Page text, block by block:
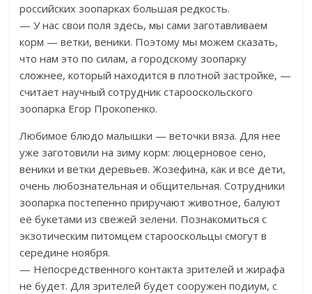
российских зоопарках большая редкость.
— У нас свои поля здесь, мы сами заготавливаем
корм — ветки, веники. Поэтому мы можем сказать,
что нам это по силам, а городскому зоопарку
сложнее, который находится в плотной застройке, —
считает научный сотрудник старооскольского
зоопарка Егор Прокопенко.
Любимое блюдо малышки — веточки вяза. Для нее
уже заготовили на зиму корм: люцерновое сено,
веники и ветки деревьев. Жозефина, как и все дети,
очень любознательная и общительная. Сотрудники
зоопарка постепенно приручают животное, балуют
её букетами из свежей зелени. Познакомиться с
экзотическим питомцем старооскольцы смогут в
середине ноября.
— Непосредственного контакта зрителей и жирафа
не будет. Для зрителей будет сооружен подиум, с